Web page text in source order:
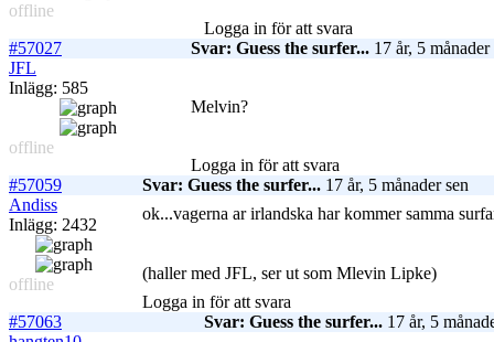
offline
Logga in för att svara
#57027
Svar: Guess the surfer... 17 år, 5 månader
JFL
Inlägg: 585
offline
Melvin?
Logga in för att svara
#57059
Svar: Guess the surfer... 17 år, 5 månader sen
Andiss
Inlägg: 2432
offline
ok...vagerna ar irlandska har kommer samma
(haller med JFL, ser ut som Mlevin Lipke)
Logga in för att svara
#57063
Svar: Guess the surfer... 17 år, 5